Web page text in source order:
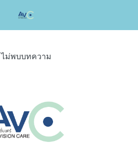
ไม่พบบทความ